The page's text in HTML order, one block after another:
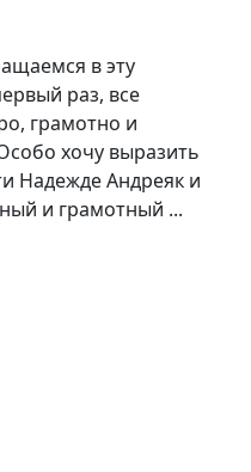
в эту
раз, все
грамотно и
хочу выразить
Надежде Андреяк и
и грамотный ...